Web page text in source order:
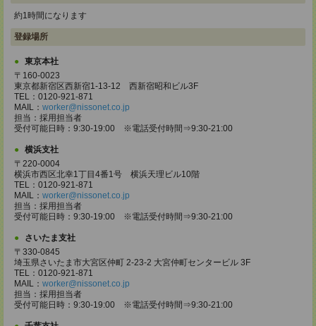
約1時間になります
登録場所
東京本社
〒160-0023
東京都新宿区西新宿1-13-12 西新宿昭和ビル3F
TEL：0120-921-871
MAIL： worker@nissonet.co.jp
担当：採用担当者
受付可能日時：9:30-19:00 ※電話受付時間⇒9:30-21:00
横浜支社
〒220-0004
横浜市西区北幸1丁目4番1号 横浜天理ビル10階
TEL：0120-921-871
MAIL： worker@nissonet.co.jp
担当：採用担当者
受付可能日時：9:30-19:00 ※電話受付時間⇒9:30-21:00
さいたま支社
〒330-0845
埼玉県さいたま市大宮区仲町 2-23-2 大宮仲町センタービル 3F
TEL：0120-921-871
MAIL： worker@nissonet.co.jp
担当：採用担当者
受付可能日時：9:30-19:00 ※電話受付時間⇒9:30-21:00